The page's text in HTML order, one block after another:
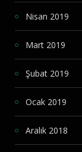
Nisan 2019
Mart 2019
Şubat 2019
Ocak 2019
Aralık 2018